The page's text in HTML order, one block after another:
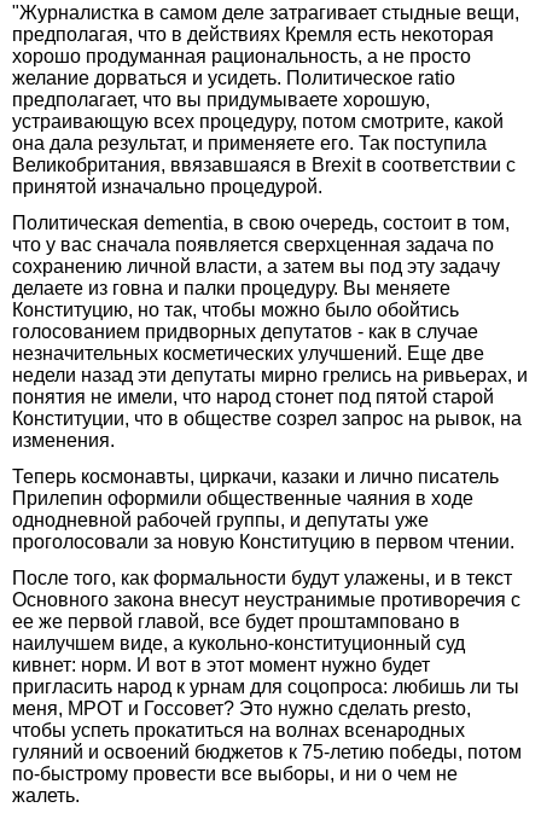
"Журналистка в самом деле затрагивает стыдные вещи,
предполагая,‌ что в действиях Кремля есть некоторая
хорошо продуманная рациональность, а не просто
желание дорваться и усидеть. Политическое ratio
предполагает, что вы придумываете хорошую,
устраивающую всех процедуру,‌ потом смотрите, какой
она дала результат,‌ и применяете его. Так поступила
Великобритания, ввязавшаяся в Brexit в соответствии с
принятой изначально процедурой.
Политическая dementia, в свою очередь, состоит в том,‌
что у вас сначала появляется сверхценная задача по
сохранению личной власти, а затем вы под эту задачу
делаете из говна и палки процедуру. Вы меняете
Конституцию,‌ но так,‌ чтобы можно было обойтись
голосованием придворных депутатов - как в случае
незначительных косметических улучшений. Еще две
недели назад эти депутаты мирно грелись на ривьерах,‌ и
понятия не имели,‌ что народ стонет под пятой старой
Конституции,‌ что в обществе созрел запрос на рывок,‌ на
изменения.
Теперь космонавты, циркачи, казаки и лично писатель
Прилепин оформили общественные чаяния в ходе
однодневной рабочей группы,‌ и депутаты уже
проголосовали за новую Конституцию в первом чтении.
После того, как формальности будут улажены,‌ и в текст
Основного закона внесут неустранимые противоречия с
ее же первой главой, все будет проштамповано в
наилучшем виде,‌ а кукольно-конституционный суд
кивнет: норм. И вот в этот момент нужно будет
пригласить народ к урнам для соцопроса:‌ любишь ли ты
меня, МРОТ и Госсовет? Это нужно сделать presto,‌
чтобы успеть прокатиться на волнах всенародных
гуляний и освоений бюджетов к 75-летию победы, потом
по-быстрому провести все выборы,‌ и ни о чем не
жалеть.